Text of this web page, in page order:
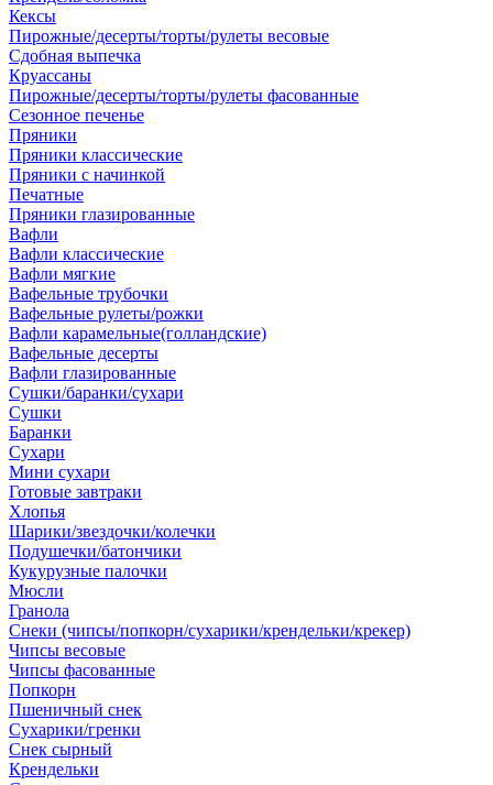
Кексы
Пирожные/десерты/торты/рулеты весовые
Сдобная выпечка
Круассаны
Пирожные/десерты/торты/рулеты фасованные
Сезонное печенье
Пряники
Пряники классические
Пряники с начинкой
Печатные
Пряники глазированные
Вафли
Вафли классические
Вафли мягкие
Вафельные трубочки
Вафельные рулеты/рожки
Вафли карамельные(голландские)
Вафельные десерты
Вафли глазированные
Сушки/баранки/сухари
Сушки
Баранки
Сухари
Мини сухари
Готовые завтраки
Хлопья
Шарики/звездочки/колечки
Подушечки/батончики
Кукурузные палочки
Мюсли
Гранола
Снеки (чипсы/попкорн/сухарики/крендельки/крекер)
Чипсы весовые
Чипсы фасованные
Попкорн
Пшеничный снек
Сухарики/гренки
Снек сырный
Крендельки